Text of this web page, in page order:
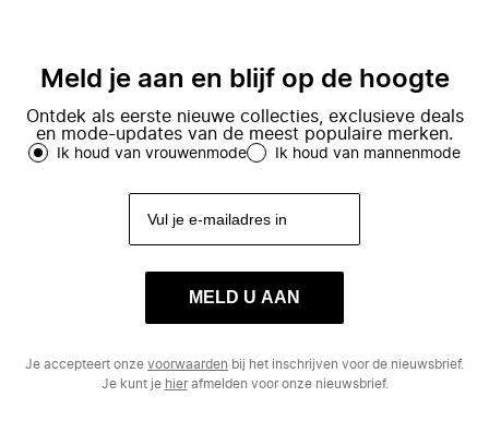
Meld je aan en blijf op de hoogte
Ontdek als eerste nieuwe collecties, exclusieve deals
en mode-updates van de meest populaire merken.
Ik houd van vrouwenmode Ik houd van mannenmode
MELD U AAN
Je accepteert onze voorwaarden bij het inschrijven voor de nieuwsbrief.
Je kunt je hierafmelden voor onze nieuwsbrief.